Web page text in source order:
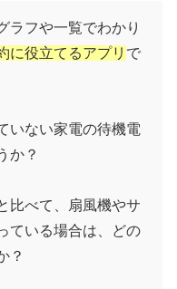
ラフや一覧でわかり
に役立てるアプリ で
いない家電の待機電
か？
比べて、扇風機やサ
ている場合は、どの
？